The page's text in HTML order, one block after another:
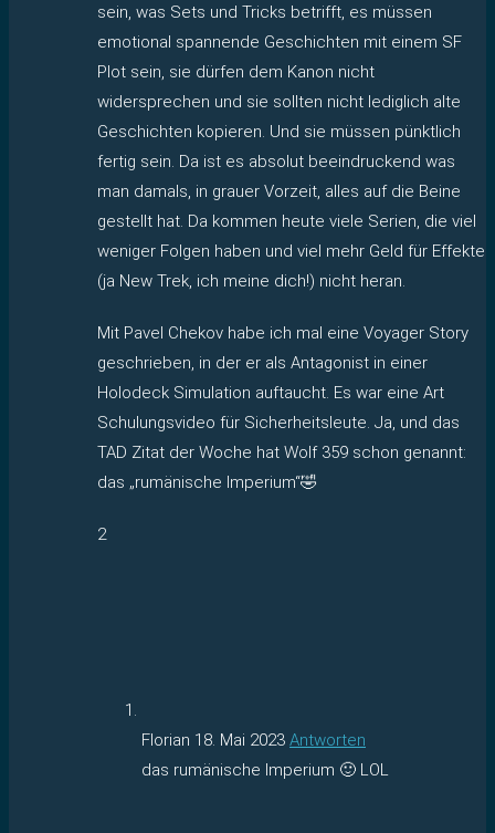
sein, was Sets und Tricks betrifft, es müssen
emotional spannende Geschichten mit einem SF
Plot sein, sie dürfen dem Kanon nicht
widersprechen und sie sollten nicht lediglich alte
Geschichten kopieren. Und sie müssen pünktlich
fertig sein. Da ist es absolut beeindruckend was
man damals, in grauer Vorzeit, alles auf die Beine
gestellt hat. Da kommen heute viele Serien, die viel
weniger Folgen haben und viel mehr Geld für Effekte
(ja New Trek, ich meine dich!) nicht heran.
Mit Pavel Chekov habe ich mal eine Voyager Story
geschrieben, in der er als Antagonist in einer
Holodeck Simulation auftaucht. Es war eine Art
Schulungsvideo für Sicherheitsleute. Ja, und das
TAD Zitat der Woche hat Wolf 359 schon genannt:
das „rumänische Imperium“🤣
2
Florian 18. Mai 2023 Antworten
das rumänische Imperium 🙂 LOL